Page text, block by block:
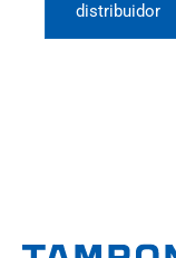
distribuidor